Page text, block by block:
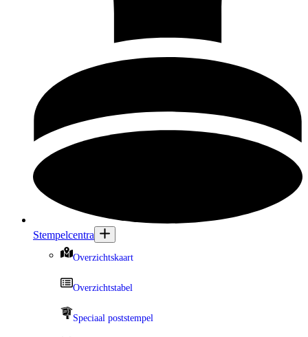
Stempelcentra
Overzichtskaart
Overzichtstabel
Speciaal poststempel